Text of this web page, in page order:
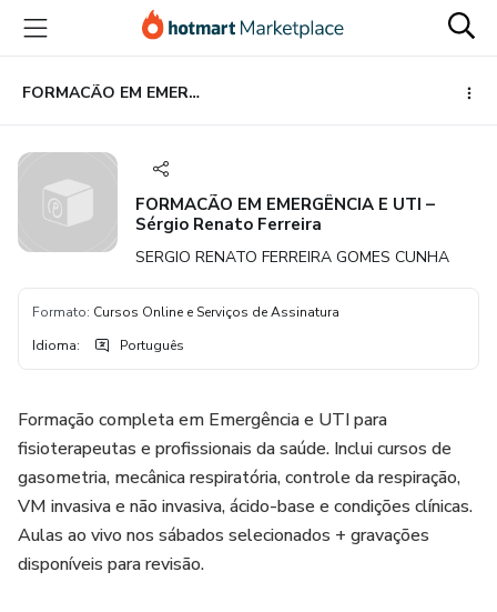
para
conteúdo
principal
para
pagamento
para
rodapé
FORMACÃO EM EMERGÊNCIA E UTI – Sérgio Renato Ferreira
FORMACÃO EM EMERGÊNCIA E UTI –
Sérgio Renato Ferreira
SERGIO RENATO FERREIRA GOMES CUNHA
Formato: Cursos Online e Serviços de Assinatura
Idioma: Português
Formação completa em Emergência e UTI para
fisioterapeutas e profissionais da saúde. Inclui cursos de
gasometria, mecânica respiratória, controle da respiração,
VM invasiva e não invasiva, ácido-base e condições clínicas.
Aulas ao vivo nos sábados selecionados + gravações
disponíveis para revisão.